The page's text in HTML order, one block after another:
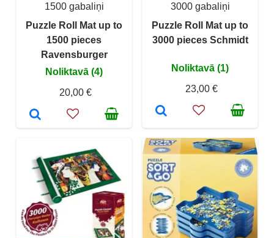
1500 gabaliņi
Puzzle Roll Mat up to
1500 pieces
Ravensburger
Noliktavā (4)
20,00 €
3000 gabaliņi
Puzzle Roll Mat up to
3000 pieces Schmidt
Noliktavā (1)
23,00 €